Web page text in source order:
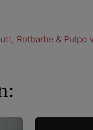
Rotbarbe & Pulpo